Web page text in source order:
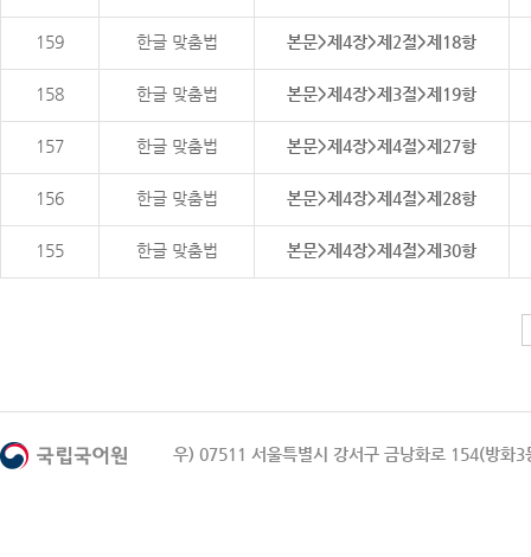
159 한글 맞춤법 본문>제4장>제2절>제18항
158 한글 맞춤법 본문>제4장>제3절>제19항
157 한글 맞춤법 본문>제4장>제4절>제27항
156 한글 맞춤법 본문>제4장>제4절>제28항
155 한글 맞춤법 본문>제4장>제4절>제30항
우) 07511 서울특별시 강서구 금낭화로 154(방화3